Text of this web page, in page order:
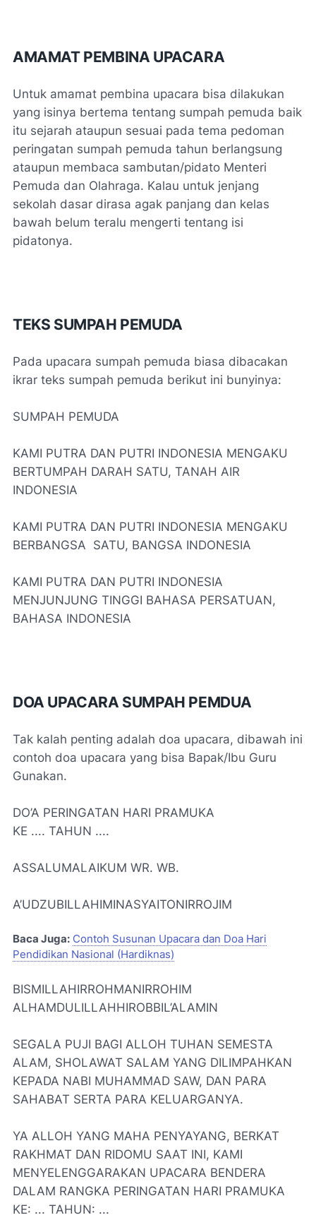
AMAMAT PEMBINA UPACARA
Untuk amamat pembina upacara bisa dilakukan
yang isinya bertema tentang sumpah pemuda baik
itu sejarah ataupun sesuai pada tema pedoman
peringatan sumpah pemuda tahun berlangsung
ataupun membaca sambutan/pidato Menteri
Pemuda dan Olahraga. Kalau untuk jenjang
sekolah dasar dirasa agak panjang dan kelas
bawah belum teralu mengerti tentang isi
pidatonya.
TEKS SUMPAH PEMUDA
Pada upacara sumpah pemuda biasa dibacakan
ikrar teks sumpah pemuda berikut ini bunyinya:
SUMPAH PEMUDA
KAMI PUTRA DAN PUTRI INDONESIA MENGAKU
BERTUMPAH DARAH SATU, TANAH AIR
INDONESIA
KAMI PUTRA DAN PUTRI INDONESIA MENGAKU
BERBANGSA SATU, BANGSA INDONESIA
KAMI PUTRA DAN PUTRI INDONESIA
MENJUNJUNG TINGGI BAHASA PERSATUAN,
BAHASA INDONESIA
DOA UPACARA SUMPAH PEMDUA
Tak kalah penting adalah doa upacara, dibawah ini
contoh doa upacara yang bisa Bapak/Ibu Guru
Gunakan.
DO’A PERINGATAN HARI PRAMUKA
KE .... TAHUN ....
ASSALUMALAIKUM WR. WB.
A’UDZUBILLAHIMINASYAITONIRROJIM
Baca Juga: Contoh Susunan Upacara dan Doa Hari
Pendidikan Nasional (Hardiknas)
BISMILLAHIRROHMANIRROHIM
ALHAMDULILLAHHIROBBIL’ALAMIN
SEGALA PUJI BAGI ALLOH TUHAN SEMESTA
ALAM, SHOLAWAT SALAM YANG DILIMPAHKAN
KEPADA NABI MUHAMMAD SAW, DAN PARA
SAHABAT SERTA PARA KELUARGANYA.
YA ALLOH YANG MAHA PENYAYANG, BERKAT
RAKHMAT DAN RIDOMU SAAT INI, KAMI
MENYELENGGARAKAN UPACARA BENDERA
DALAM RANGKA PERINGATAN HARI PRAMUKA
KE: ... TAHUN: ...